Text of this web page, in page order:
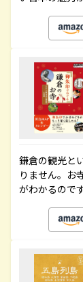
鎌倉の観光と
りません。お
がわかるので